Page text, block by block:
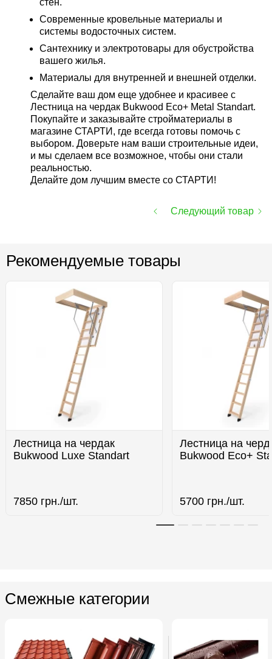
стен.
Современные кровельные материалы и
системы водосточных систем.
Сантехнику и электротовары для обустройства
вашего жилья.
Материалы для внутренней и внешней отделки.
Сделайте ваш дом еще удобнее и красивее с
Лестница на чердак Bukwood Eco+ Metal Standart.
Покупайте и заказывайте стройматериалы в
магазине СТАРТИ, где всегда готовы помочь с
выбором. Доверьте нам ваши строительные идеи,
и мы сделаем все возможное, чтобы они стали
реальностью.
Делайте дом лучшим вместе со СТАРТИ!
Следующий товар
Рекомендуемые товары
Лестница на чердак
Bukwood Luxe Standart
7850 грн./шт.
Лестница на
Bukwood Eco+
5700 грн./шт.
Смежные категории